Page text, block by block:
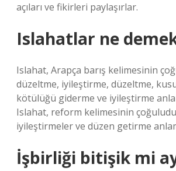
açıları ve fikirleri paylaşırlar.
Islahatlar ne
Islahat, Arapça barış kelimesinin
düzeltme, iyileştirme, düzeltme,
kötülüğü giderme ve iyileştirme
Islahat, reform kelimesinin
iyileştirmeler ve düzen getirme
İşbirliği bitişik mi